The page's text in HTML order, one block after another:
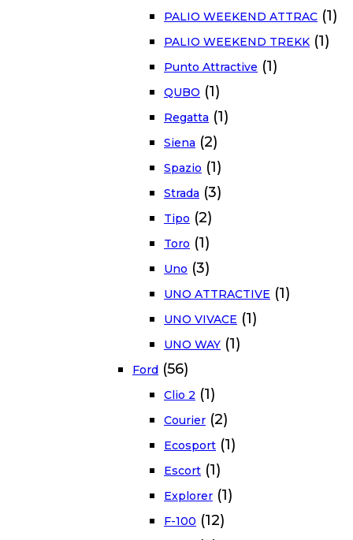
PALIO WEEKEND ATTRAC (1)
PALIO WEEKEND TREKK (1)
Punto Attractive (1)
QUBO (1)
Regatta (1)
Siena (2)
Spazio (1)
Strada (3)
Tipo (2)
Toro (1)
Uno (3)
UNO ATTRACTIVE (1)
UNO VIVACE (1)
UNO WAY (1)
Ford (56)
Clio 2 (1)
Courier (2)
Ecosport (1)
Escort (1)
Explorer (1)
F-100 (12)